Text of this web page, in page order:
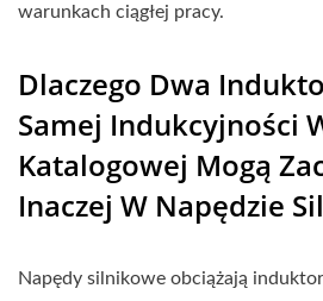
warunkach ciągłej pracy.
Dlaczego Dwa
Samej Indukcyjności
Katalogowej Mogą
Inaczej W Napędzie
Napędy silnikowe obciążają